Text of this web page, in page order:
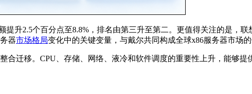
升2.5个百分点至8.8%，排名由第三升至第二。更值得关注的是，
器市场格局变化中的关键变量，与戴尔共同构成全球x86服务器市场的
迁移。CPU、存储、网络、液冷和软件调度的重要性上升，能够提